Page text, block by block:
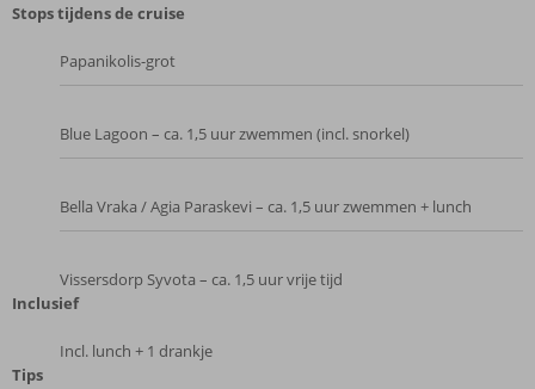
Stops tijdens de cruise
Papanikolis-grot
Blue Lagoon – ca. 1,5 uur zwemmen (incl. snorkel)
Bella Vraka / Agia Paraskevi – ca. 1,5 uur zwemmen + lunch
Vissersdorp Syvota – ca. 1,5 uur vrije tijd
Inclusief
Incl. lunch + 1 drankje
Tips